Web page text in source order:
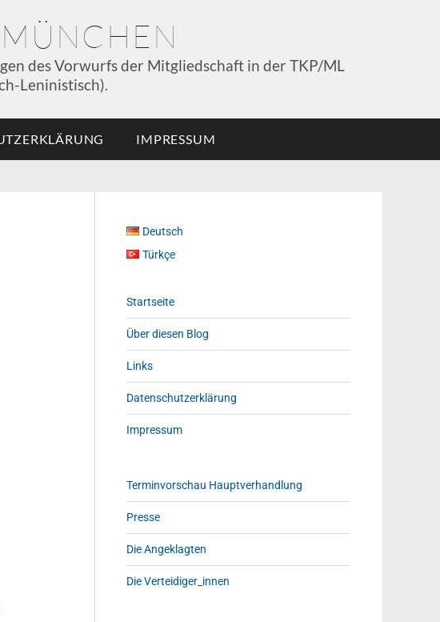
des Vorwurfs der Mitgliedschaft in der TKP/ML
Leninistisch).
IMPRESSUM
Deutsch
Türkçe
Startseite
Über diesen Blog
Links
Datenschutzerklärung
Impressum
Terminvorschau Hauptverhandlung
Presse
Die Angeklagten
Die Verteidiger_innen